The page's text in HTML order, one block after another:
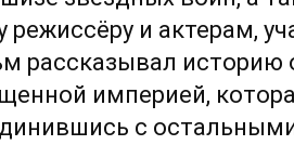
режиссёру и актерам,
рассказывал историю
империей,
с